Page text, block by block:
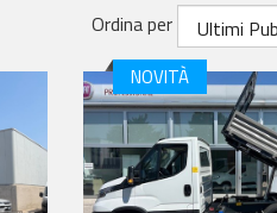
Ordina per
NOVITÀ